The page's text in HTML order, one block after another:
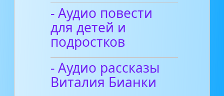
- Аудио повести
для детей и
подростков
- Аудио рассказы
Виталия Бианки